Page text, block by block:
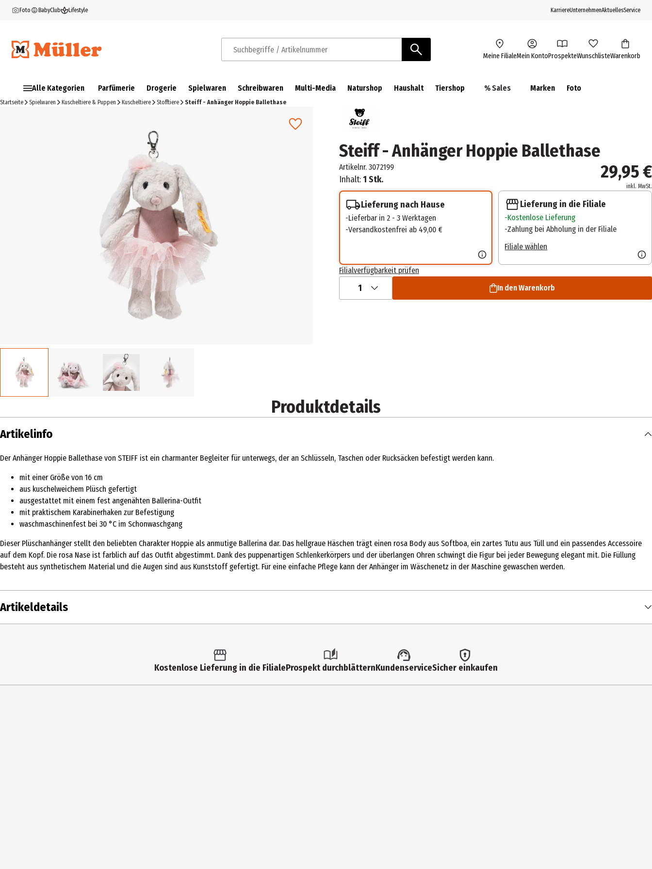
Foto BabyClub Lifestyle KarriereUnternehmenAktuellesService
Suchbegriffe / Artikelnummer Meine FilialeMein KontoProspekteWunschlisteWarenkorb
Alle Kategorien Parfümerie Drogerie Spielwaren Schreibwaren Multi-Media Naturshop Haushalt Tiershop % Sales Marken Foto
Startseite Spielwaren Kuscheltiere & Puppen Kuscheltiere Stofftiere Steiff - Anhänger Hoppie Ballethase
Steiff - Anhänger Hoppie Ballethase
Artikelnr. 3072199
Inhalt:1 Stk. 29,95 €
inkl. MwSt.
Lieferung nach Hause
Lieferbar in 2 - 3 Werktagen
Versandkostenfrei ab 49,00 €
Lieferung in die Filiale
Kostenlose Lieferung
Zahlung bei Abholung in der Filiale
Filiale wählen
Filialverfügbarkeit prüfen
1 In den Warenkorb
Produktdetails
Artikelinfo
Der Anhänger Hoppie Ballethase von STEIFF ist ein charmanter Begleiter für unterwegs, der an Schlüsseln, Taschen oder Rucksäcken befestigt werden kann.
mit einer Größe von 16 cm
aus kuschelweichem Plüsch gefertigt
ausgestattet mit einem fest angenähten Ballerina-Outfit
mit praktischem Karabinerhaken zur Befestigung
waschmaschinenfest bei 30 °C im Schonwaschgang
Dieser Plüschanhänger stellt den beliebten Charakter Hoppie als anmutige Ballerina dar. Das hellgraue Häschen trägt einen rosa Body aus Softboa, ein zartes Tutu aus Tüll und ein passendes Accessoire
auf dem Kopf. Die rosa Nase ist farblich auf das Outfit abgestimmt. Dank des puppenartigen Schlenkerkörpers und der überlangen Ohren schwingt die Figur bei jeder Bewegung elegant mit. Die Füllung
besteht aus synthetischem Material und die Augen sind aus Kunststoff gefertigt. Für eine einfache Pflege kann der Anhänger im Wäschenetz in der Maschine gewaschen werden.
Artikeldetails
Kostenlose Lieferung in die FilialeProspekt durchblätternKundenserviceSicher einkaufen